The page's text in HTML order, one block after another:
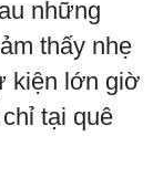
những
thấy nhẹ
kiện lớn giờ
tại quê